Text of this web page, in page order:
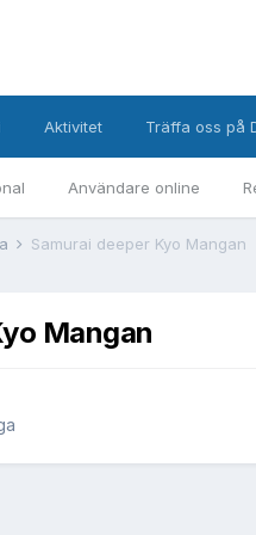
Användare online
Aktivitet Träffa oss på
Samurai deeper Kyo Mangan
Mangan